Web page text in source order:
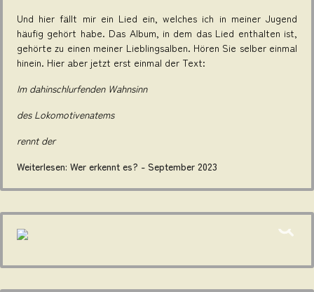
Und hier fällt mir ein Lied ein, welches ich in meiner Jugend
häufig gehört habe. Das Album, in dem das Lied enthalten ist,
gehörte zu einen meiner Lieblingsalben. Hören Sie selber einmal
hinein. Hier aber jetzt erst einmal der Text:
Im dahinschlurfenden Wahnsinn
des Lokomotivenatems
rennt der
Weiterlesen: Wer erkennt es? - September 2023